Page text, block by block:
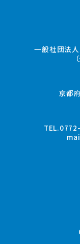
一般社団法
京都